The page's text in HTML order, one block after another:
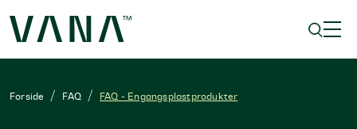
Forside FAQ FAQ - Engangsplastprodukter